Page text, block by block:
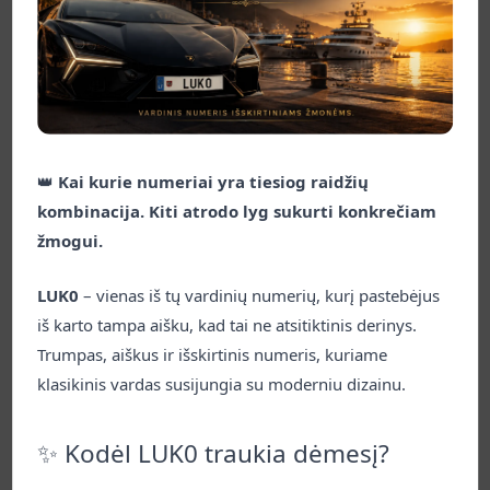
neįtikėtinas kainas!
2025 m. spalio 8 d. Skaityti daugiau
🔥 S1RENA – numeris, kurio
S1RENA – tai daugiau nei garsas. Tai vardas, kuris
alsuoja paslaptimi, traukia žvilgsnius ir įžiebia
👑 Kai kurie numeriai yra tiesiog raidžių
kombinacija. Kiti atrodo lyg sukurti konkrečiam
žmogui.
LUK0 – vienas iš tų vardinių numerių, kurį pastebėjus
iš karto tampa aišku, kad tai ne atsitiktinis derinys.
Trumpas, aiškus ir išskirtinis numeris, kuriame
klasikinis vardas susijungia su moderniu dizainu.
✨ Kodėl LUK0 traukia dėmesį?